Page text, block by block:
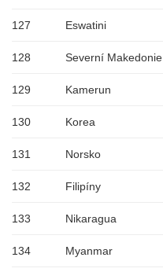
127 Eswatini
128 Severní Makedonie
129 Kamerun
130 Korea
131 Norsko
132 Filipíny
133 Nikaragua
134 Myanmar